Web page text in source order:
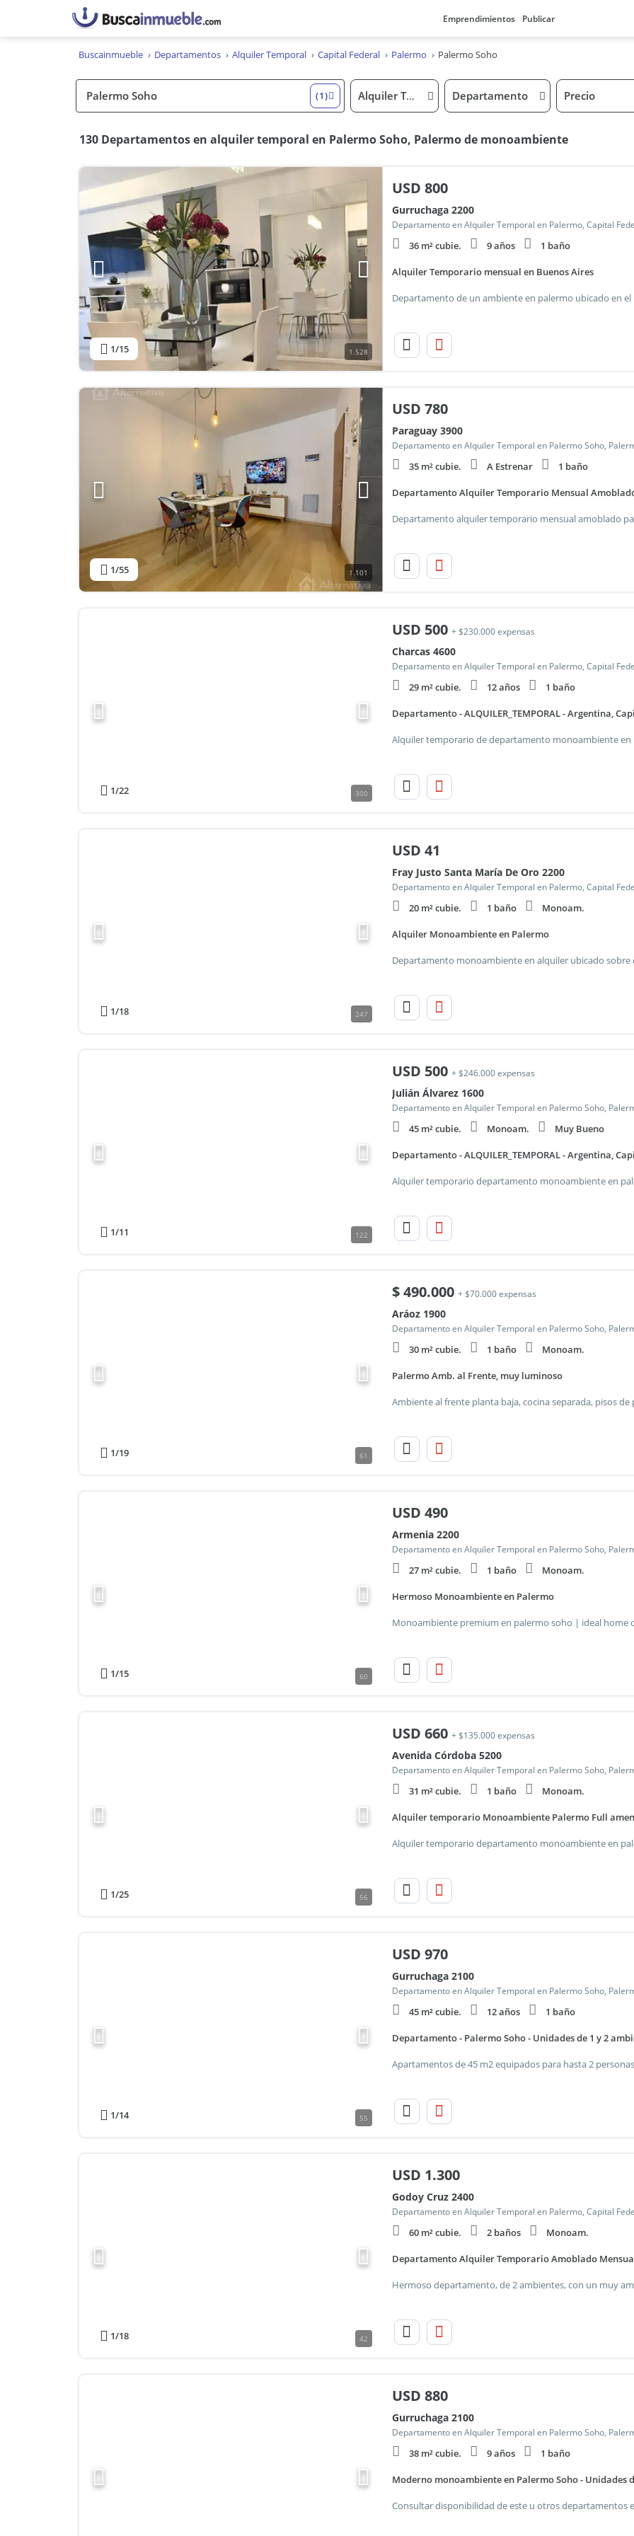
Emprendimientos Publicar
Buscainmueble Departamentos Alquiler Temporal Capital Federal Palermo Palermo Soho
(1) Alquiler Temporal Departamento Precio
130 Departamentos en alquiler temporal en Palermo Soho, Palermo de monoambiente
1/15 1.528
USD 800
Gurruchaga 2200
Departamento en Alquiler Temporal en Palermo, Capital
36 m² cubie. 9 años 1 baño
Alquiler Temporario mensual en Buenos Aires
1/55 1.101
USD 780
Paraguay 3900
Departamento en Alquiler Temporal en Palermo Soho,
35 m² cubie. A Estrenar 1 baño
Departamento Alquiler Temporario Mensual
1/22 300
USD 500 + $230.000 expensas
Charcas 4600
Departamento en Alquiler Temporal en Palermo, Capital
29 m² cubie. 12 años 1 baño
Departamento - ALQUILER_TEMPORAL - Argentina,
1/18 247
USD 41
Fray Justo Santa María De Oro 2200
Departamento en Alquiler Temporal en Palermo, Capital
20 m² cubie. 1 baño Monoam.
Alquiler Monoambiente en Palermo
1/11 122
USD 500 + $246.000 expensas
Julián Álvarez 1600
Departamento en Alquiler Temporal en Palermo Soho,
45 m² cubie. Monoam. Muy Bueno
Departamento - ALQUILER_TEMPORAL - Argentina,
1/19 61
$490.000 + $70.000 expensas
Aráoz 1900
Departamento en Alquiler Temporal en Palermo Soho,
30 m² cubie. 1 baño Monoam.
Palermo Amb. al Frente, muy luminoso
1/15 60
USD 490
Armenia 2200
Departamento en Alquiler Temporal en Palermo Soho,
27 m² cubie. 1 baño Monoam.
Hermoso Monoambiente en Palermo
1/25 56
USD 660 + $135.000 expensas
Avenida Córdoba 5200
Departamento en Alquiler Temporal en Palermo Soho,
31 m² cubie. 1 baño Monoam.
Alquiler temporario Monoambiente Palermo Full
1/14 55
USD 970
Gurruchaga 2100
Departamento en Alquiler Temporal en Palermo Soho,
45 m² cubie. 12 años 1 baño
Departamento - Palermo Soho - Unidades de 1 y 2
1/18 42
USD 1.300
Godoy Cruz 2400
Departamento en Alquiler Temporal en Palermo, Capital
60 m² cubie. 2 baños Monoam.
Departamento Alquiler Temporario Amoblado
USD 880
Gurruchaga 2100
Departamento en Alquiler Temporal en Palermo Soho,
38 m² cubie. 9 años 1 baño
Moderno monoambiente en Palermo Soho - Unidades